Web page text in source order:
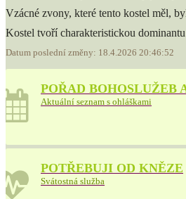
Vzácné zvony, které tento kostel měl,
Kostel tvoří charakteristickou
Datum poslední změny: 18.4.2026 20:46:52
POŘAD BOHOSLUŽEB
Aktuální seznam s ohláškami
POTŘEBUJI OD KNĚZE
Svátostná služba